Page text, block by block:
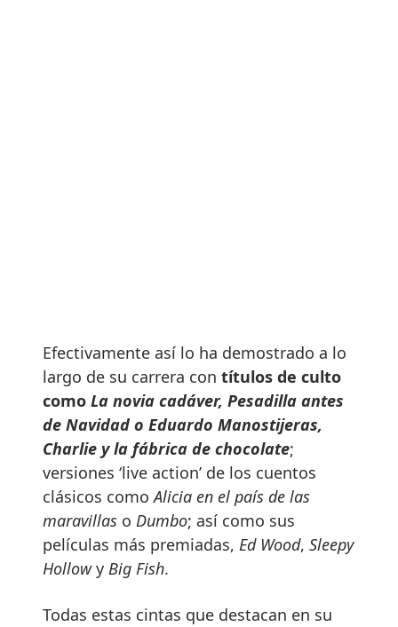
Efectivamente así lo ha demostrado a lo
largo de su carrera con títulos de culto
como La novia cadáver, Pesadilla antes
de Navidad o Eduardo Manostijeras,
Charlie y la fábrica de chocolate;
versiones ‘live action’ de los cuentos
clásicos comoAlicia en el país de las
maravillas o Dumbo; así como sus
películas más premiadas, Ed Wood, Sleepy
Hollowy Big Fish.
Todas estas cintas que destacan en su